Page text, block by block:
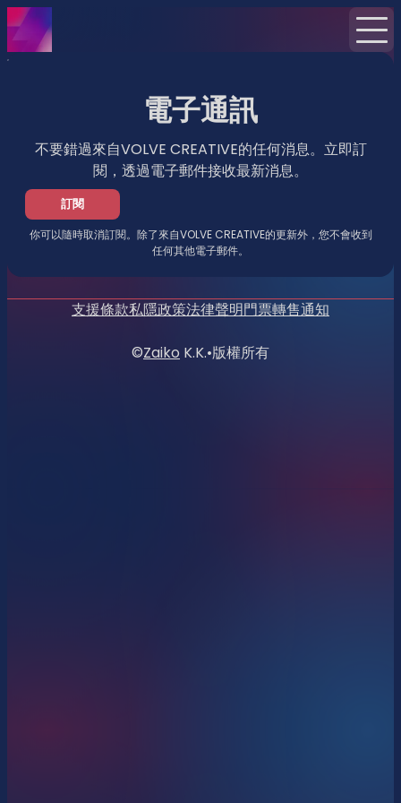
首頁
電子通訊
不要錯過來自VOLVE CREATIVE的任何消息。立即訂
閱，透過電子郵件接收最新消息。
訂閱
你可以隨時取消訂閱。除了來自VOLVE CREATIVE的更新外，您不會收到
任何其他電子郵件。
支援條款私隱政策法律聲明門票轉售通知
©Zaiko K.K.•版權所有